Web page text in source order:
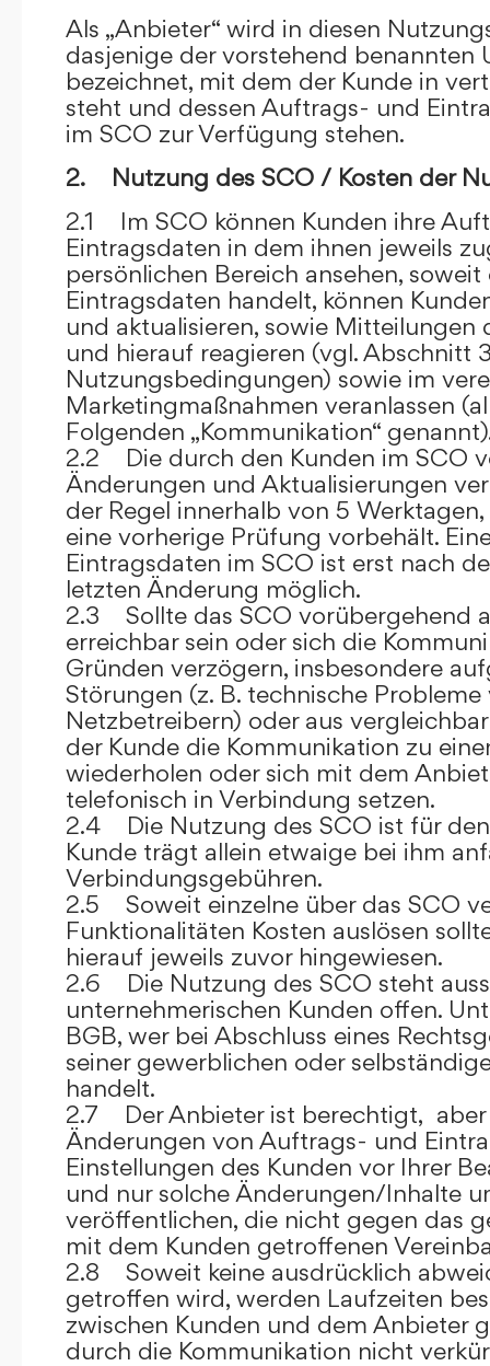
Als „Anbieter“ wird in diesen
dasjenige der vorstehend benannten
bezeichnet, mit dem der Kunde in
steht und dessen Auftrags- und
im SCO zur Verfügung stehen.
2. Nutzung des SCO / Kosten der
2.1 Im SCO können Kunden ihre
Eintragsdaten in dem ihnen jeweils
persönlichen Bereich ansehen,
Eintragsdaten handelt, können
und aktualisieren, sowie Mitteilungen
und hierauf reagieren (vgl. Abschnitt
Nutzungsbedingungen) sowie im
Marketingmaßnahmen veranlassen
Folgenden „Kommunikation“
2.2 Die durch den Kunden im SCO
Änderungen und Aktualisierungen
der Regel innerhalb von 5
eine vorherige Prüfung vorbehält.
Eintragsdaten im SCO ist erst nach
letzten Änderung möglich.
2.3 Sollte das SCO vorübergehend
erreichbar sein oder sich die
Gründen verzögern, insbesondere
Störungen (z. B. technische
Netzbetreibern) oder aus
der Kunde die Kommunikation zu
wiederholen oder sich mit dem
telefonisch in Verbindung setzen.
2.4 Die Nutzung des SCO ist für den
Kunde trägt allein etwaige bei ihm
Verbindungsgebühren.
2.5 Soweit einzelne über das SCO
Funktionalitäten Kosten auslösen
hierauf jeweils zuvor hingewiesen.
2.6 Die Nutzung des SCO steht
unternehmerischen Kunden offen.
BGB, wer bei Abschluss eines
seiner gewerblichen oder
handelt.
2.7 Der Anbieter ist berechtigt,
Änderungen von Auftrags- und
Einstellungen des Kunden vor Ihrer
und nur solche Änderungen/Inhalte
veröffentlichen, die nicht gegen das
mit dem Kunden getroffenen
2.8 Soweit keine ausdrücklich
getroffen wird, werden Laufzeiten
zwischen Kunden und dem Anbieter
durch die Kommunikation nicht